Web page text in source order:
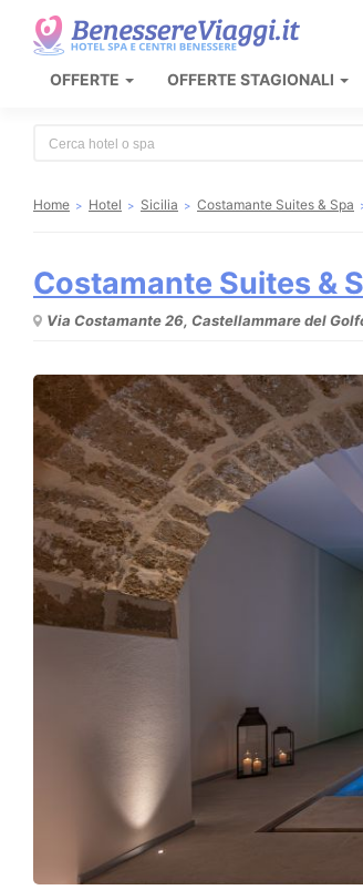
OFFERTE OFFERTE STAGIONALI
Home Hotel Sicilia Costamante Suites & Spa
Costamante Suites &
Via Costamante 26, Castellammare del